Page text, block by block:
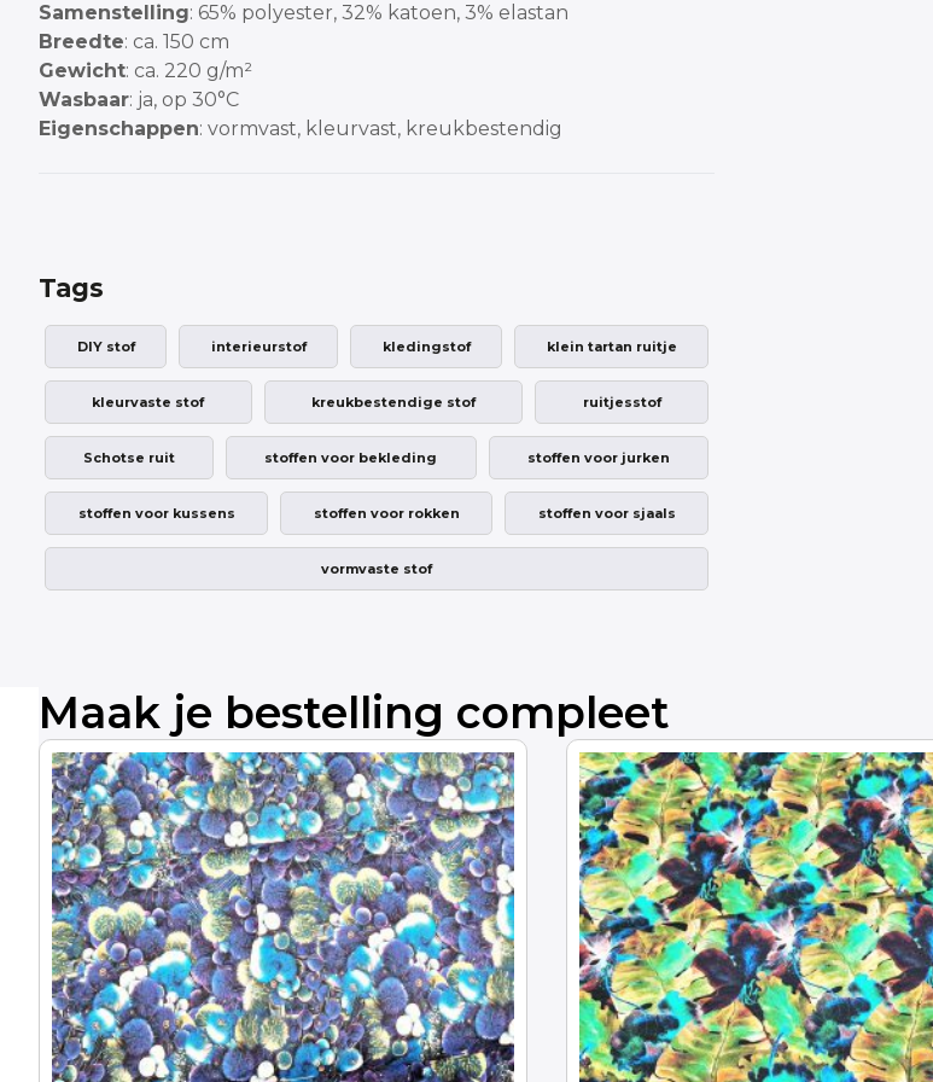
Samenstelling: 65% polyester, 32% katoen, 3% elastan
Breedte: ca. 150 cm
Gewicht: ca. 220 g/m²
Wasbaar: ja, op 30°C
Eigenschappen: vormvast, kleurvast, kreukbestendig
Tags
DIY stof interieurstof kledingstof klein tartan ruitje
kleurvaste stof kreukbestendige stof ruitjesstof
Schotse ruit stoffen voor bekleding stoffen voor jurken
stoffen voor kussens stoffen voor rokken stoffen voor sjaals
vormvaste stof
Maak je bestelling compleet